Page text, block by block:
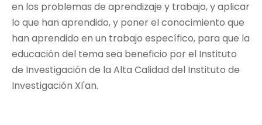
en los problemas de aprendizaje y trabajo, y aplicar
lo que han aprendido, y poner el conocimiento que
han aprendido en un trabajo específico, para que la
educación del tema sea beneficio por el Instituto
de Investigación de la Alta Calidad del Instituto de
Investigación XI'an.